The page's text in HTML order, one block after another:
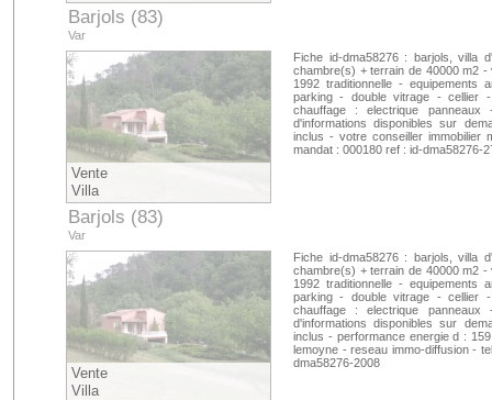
Barjols (83)
Var
Vente
Villa
Barjols (83)
Var
Fiche id-dma58276 : barjols, villa
chambre(s) + terrain de 40000 m2
1992 traditionnelle -
parking - double vitrage - cellier
chauffage : electrique
d'informations disponibles sur
inclus - votre conseiller immobilier
mandat : 000180 ref : id-dma58276-
Vente
Villa
Fiche id-dma58276 : barjols, villa
chambre(s) + terrain de 40000 m2
1992 traditionnelle -
parking - double vitrage - cellier
chauffage : electrique
d'informations disponibles sur
inclus - performance energie d :
lemoyne - reseau immo-diffusion -
dma58276-2008